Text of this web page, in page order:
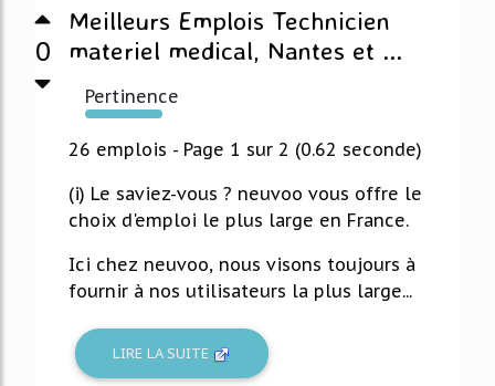
0
Meilleurs Emplois Technicien
materiel medical, Nantes et ...
Pertinence
150%
26 emplois - Page 1 sur 2 (0.62 seconde)
(i) Le saviez-vous ? neuvoo vous offre le
choix d'emploi le plus large en France.
Ici chez neuvoo, nous visons toujours à
fournir à nos utilisateurs la plus large...
LIRE LA SUITE